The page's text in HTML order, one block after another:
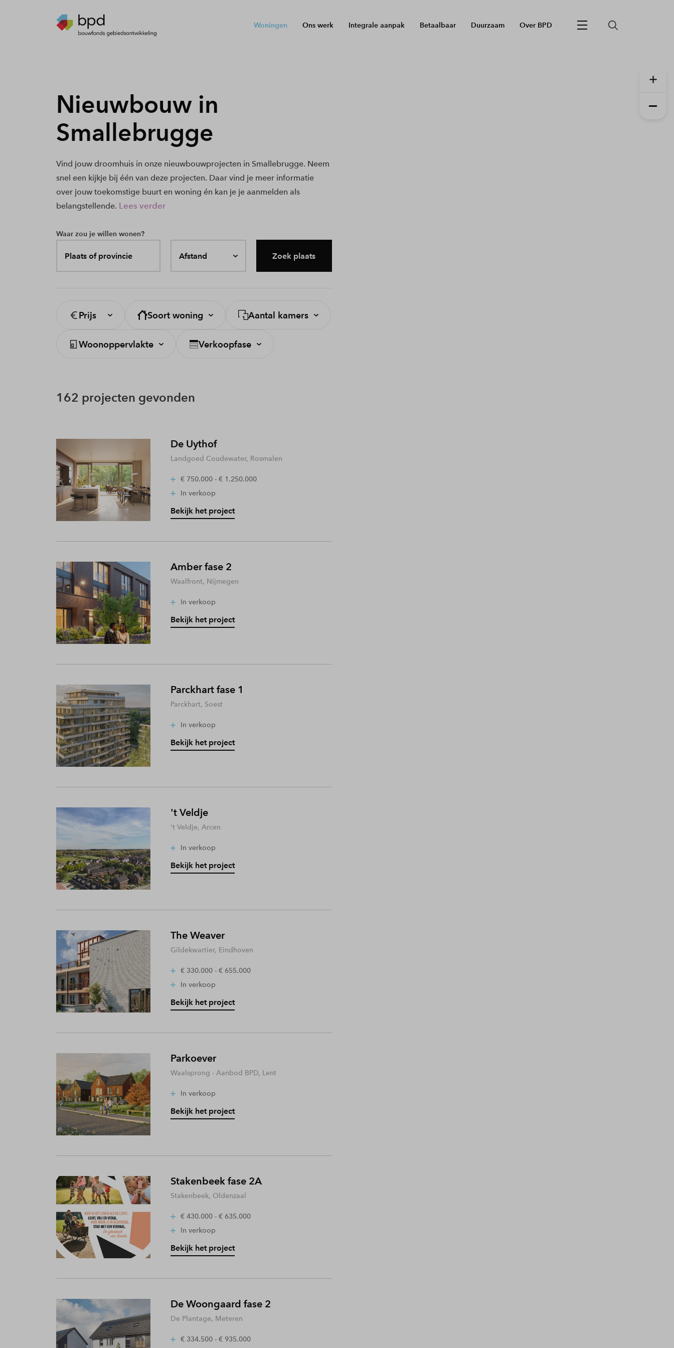
Woningen Ons werk Integrale aanpak Betaalbaar Duurzaam Over BPD
Nieuwbouw in
Smallebrugge
Vind jouw droomhuis in onze nieuwbouwprojecten in Smallebrugge. Neem
snel een kijkje bij één van deze projecten. Daar vind je meer informatie
over jouw toekomstige buurt en woning én kan je je aanmelden als
belangstellende. Lees verder
Waar zou je willen wonen?
Plaats of provincie Afstand Zoek plaats
Prijs Soort woning Aantal kamers
Woonoppervlakte Verkoopfase
162 projecten gevonden
De Uythof
Landgoed Coudewater, Rosmalen
€ 750.000 - € 1.250.000
In verkoop
Bekijk het project
Amber fase 2
Waalfront, Nijmegen
In verkoop
Bekijk het project
Parckhart fase 1
Parckhart, Soest
In verkoop
Bekijk het project
't Veldje
't Veldje, Arcen
In verkoop
Bekijk het project
The Weaver
Gildekwartier, Eindhoven
€ 330.000 - € 655.000
In verkoop
Bekijk het project
Parkoever
Waalsprong - Aanbod BPD, Lent
In verkoop
Bekijk het project
Stakenbeek fase 2A
Stakenbeek, Oldenzaal
€ 430.000 - € 635.000
In verkoop
Bekijk het project
De Woongaard fase 2
De Plantage, Meteren
€ 334.500 - € 935.000